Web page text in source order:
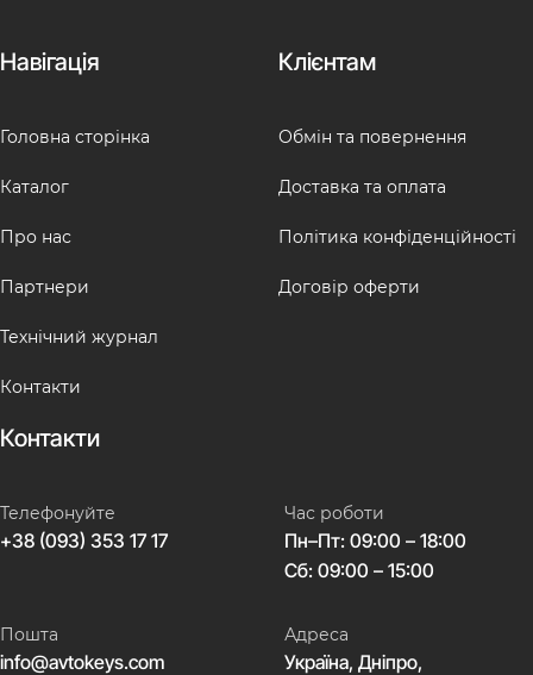
Навігація
Головна сторінка
Каталог
Про нас
Партнери
Технічний журнал
Контакти
Клієнтам
Обмін та повернення
Доставка та оплата
Політика конфіденційності
Договір оферти
Контакти
Телефонуйте
+38 (093) 353 17 17
Час роботи
Пн–Пт: 09:00 – 18:00
Сб: 09:00 – 15:00
Пошта
info@avtokeys.com
Адреса
Україна, Дніпро,